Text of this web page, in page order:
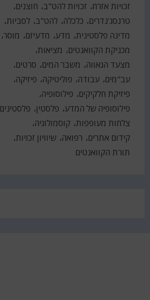
זכויות אזרח
זכויות להט"ב חוצנים
טרנסג'נדרים
כלכלה להט"ב לסביות
מדינה פלסטינית
מדע מדעיזם
מוסר
מכניקת הקוואנטים
מציאות
מצעד הגאווה
משבר המים
סרטים
עב"מים עבודה פוליטיקה
פיזיקה
פיזיקת חלקיקים
פילוסופיה
פילוסופיה של המדע פלסטין פלסטינים
צלחות מעופפות קוסמולוגיה
קידום אתרים
רפואה שיוויון זכויות
תורת הקוואנטים